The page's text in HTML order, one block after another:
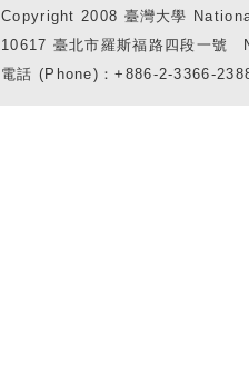
Copyright 2008 臺灣大學
10617 臺北市羅斯福路四段一
電話 (Phone)：+886-2-3366-